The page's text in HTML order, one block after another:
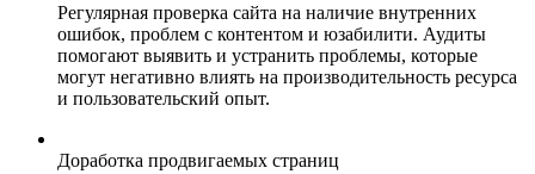
Регулярная проверка сайта на наличие внутренних
ошибок, проблем с контентом и юзабилити. Аудиты
помогают выявить и устранить проблемы, которые
могут негативно влиять на производительность ресурса
и пользовательский опыт.
Доработка продвигаемых страниц